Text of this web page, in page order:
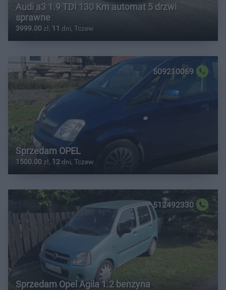
Audi a3 1.9 TDI 130 Km automat 5 drzwi
sprawne
3999.00 zł, 11 dni, Tczew
509210069
Sprzedam OPEL
1500.00 zł, 12dni, Tczew
512492330
Sprzedam Opel Agila 1.2 benzyna